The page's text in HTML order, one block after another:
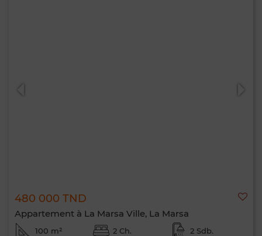
480 000 TND
Appartement à La Marsa Ville, La Marsa
100 m² 2 Ch. 2 Sdb.